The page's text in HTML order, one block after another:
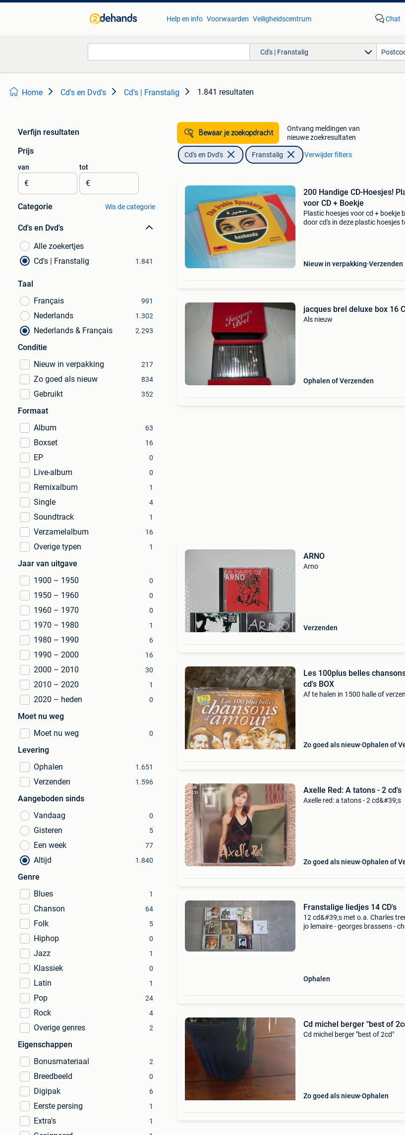
Help en info Voorwaarden Veiligheidscentrum Chat
Cd's | Franstalig
Home Cd's en Dvd's Cd's | Franstalig 1.841 resultaten
Verfijn resultaten
Prijs
van
€
tot
€
Categorie Wis de categorie
Cd's en Dvd's
Alle zoekertjes
Cd's | Franstalig
1.841
Taal
Français
991
Nederlands 1.302
Nederlands & Français 2.293
Conditie
Nieuw in verpakking
217
Zo goed als nieuw 834
Gebruikt 352
Formaat
Album
63
Boxset 16
EP 0
Live-album 0
Remixalbum 1
Single 4
Soundtrack 1
Verzamelalbum 16
Overige typen 1
Jaar van uitgave
1900 – 1950
0
1950 – 1960 0
1960 – 1970 0
1970 – 1980 1
1980 – 1990 6
1990 – 2000 16
2000 – 2010 30
2010 – 2020 1
2020 – heden 0
Moet nu weg
Moet nu weg
0
Levering
Ophalen
1.651
Verzenden 1.596
Aangeboden sinds
Vandaag
0
Gisteren 5
Een week 77
Altijd 1.840
Genre
Blues
1
Chanson 64
Folk 5
Hiphop 0
Jazz 1
Klassiek 0
Latin 1
Pop 24
Rock 4
Overige genres 2
Eigenschappen
Bonusmateriaal
2
Breedbeeld 0
Digipak 6
Eerste persing 1
Extra's 1
Bewaar je zoekopdracht
Ontvang meldingen van
nieuwe zoekresultaten
Cd's en Dvd's Franstalig Verwijder filters
200 Handige CD-Hoesjes!
voor CD + Boekje
Plastic hoesjes voor cd + boekje
door cd's in deze plastic hoesjes
Nieuw in verpakking Verzenden
jacques brel deluxe box 16
Als nieuw
Ophalen of Verzenden
ARNO
Arno
Verzenden
Les 100plus belles
cd's BOX
Af te halen in 1500 halle of
Zo goed als nieuw Ophalen of
Axelle Red: A tatons - 2 cd's
Axelle red: a tatons - 2 cd&#39;s
Zo goed als nieuw Ophalen of
Franstalige liedjes 14 CD's
12 cd&#39;s met o.a. Charles
jo lemaire - georges brassens -
Ophalen
Cd michel berger "best of
Cd michel berger "best of 2cd"
Zo goed als nieuw Ophalen